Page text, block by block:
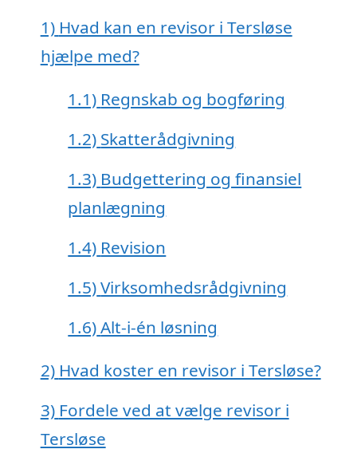
1) Hvad kan en revisor i Tersløse
hjælpe med?
1.1) Regnskab og bogføring
1.2) Skatterådgivning
1.3) Budgettering og finansiel
planlægning
1.4) Revision
1.5)Virksomhedsrådgivning
1.6)Alt-i-én løsning
2) Hvad koster en revisor i Tersløse?
3) Fordele ved at vælge revisor i
Tersløse